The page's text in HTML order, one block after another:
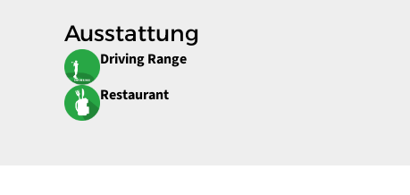
Ausstattung
Driving Range
Restaurant